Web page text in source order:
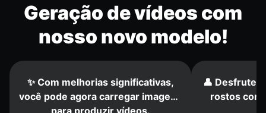
Geração de vídeos com
nosso novo modelo!
✨ Com melhorias significativas,
você pode agora carregar imagens
para produzir vídeos.
👤 Desfrute
rostos